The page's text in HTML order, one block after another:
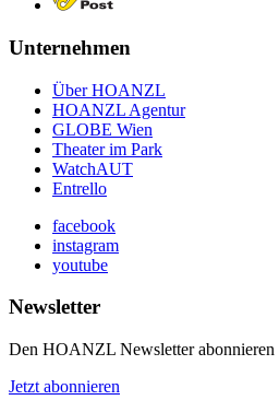
Unternehmen
Über HOANZL
HOANZL Agentur
GLOBE Wien
Theater im Park
WatchAUT
Entrello
facebook
instagram
youtube
Newsletter
Den HOANZL Newsletter abonnieren
Jetzt abonnieren